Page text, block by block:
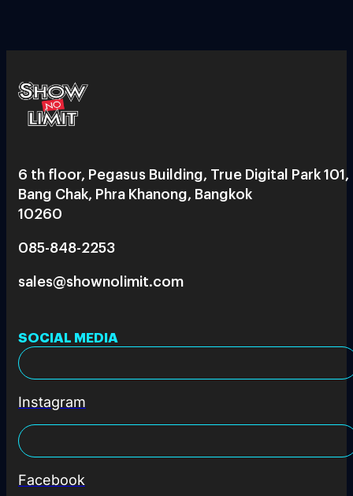
6 th floor, Pegasus Building, True Digital Park 101,
Bang Chak, Phra Khanong, Bangkok
10260
085-848-2253
sales@shownolimit.com
SOCIAL MEDIA
Instagram
Facebook